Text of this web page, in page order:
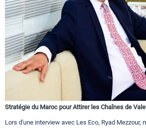
Stratégie du Maroc pour Attirer les Chaînes de
Lors d'une interview avec Les Eco, Ryad Mezzour,